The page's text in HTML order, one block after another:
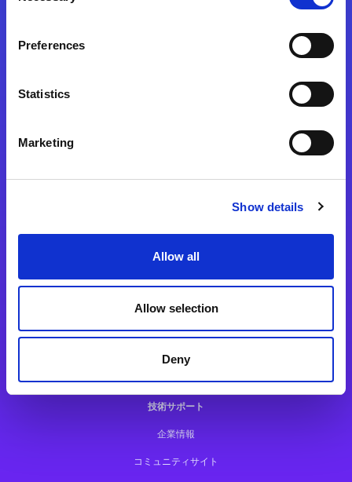
Preferences
Statistics
Marketing
Show details
Allow all
Allow selection
Deny
Magic xpa関連ソフトウェア
Magic xpi
Magic xpi製品詳細
Magic xpi購入後手続きのご案内
Magic xpi Cloud Gateway
技術サポート
企業情報
コミュニティサイト